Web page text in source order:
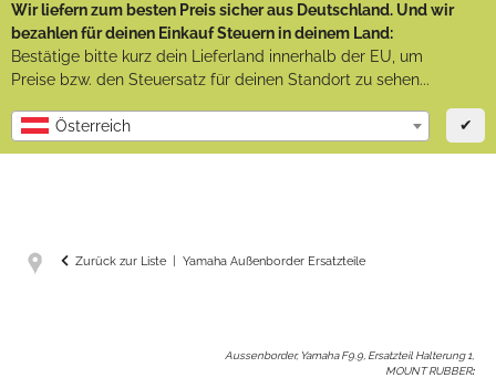
Wir liefern zum besten Preis sicher aus Deutschland. Und wir
bezahlen für deinen Einkauf Steuern in deinem Land:
Bestätige bitte kurz dein Lieferland innerhalb der EU, um
Preise bzw. den Steuersatz für deinen Standort zu sehen...
Österreich ✔
Zurück zur Liste Yamaha Außenborder Ersatzteile
Aussenborder, Yamaha F9.9, Ersatzteil Halterung 1,
MOUNT RUBBER: